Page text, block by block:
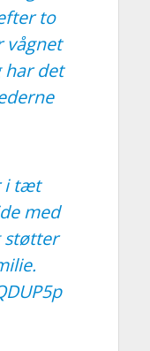
to
vågnet
har det
i tæt
med
støtter